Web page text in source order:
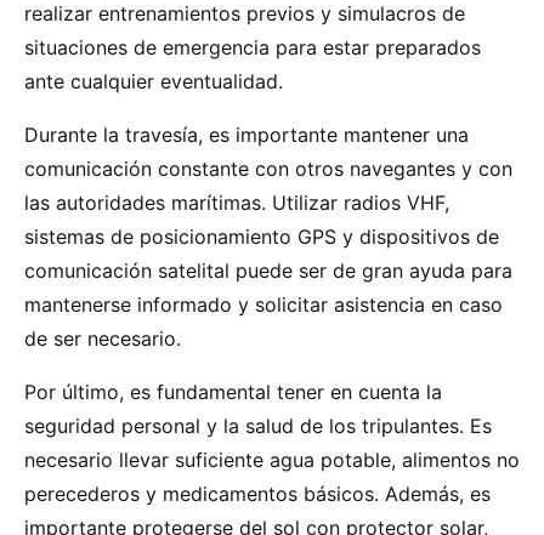
realizar entrenamientos previos y simulacros de
situaciones de emergencia para estar preparados
ante cualquier eventualidad.
Durante la travesía, es importante mantener una
comunicación constante con otros navegantes y con
las autoridades marítimas. Utilizar radios VHF,
sistemas de posicionamiento GPS y dispositivos de
comunicación satelital puede ser de gran ayuda para
mantenerse informado y solicitar asistencia en caso
de ser necesario.
Por último, es fundamental tener en cuenta la
seguridad personal y la salud de los tripulantes. Es
necesario llevar suficiente agua potable, alimentos no
perecederos y medicamentos básicos. Además, es
importante protegerse del sol con protector solar,